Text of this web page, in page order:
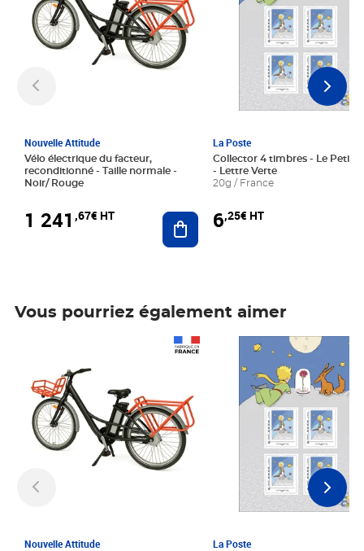
Nouvelle Attitude
Vélo électrique du facteur,
reconditionné - Taille normale -
Noir/ Rouge
1 241 ,67€ HT Ajouter au panier
La Poste
Collector 4 timbres - Le Petit
- Lettre Verte
20g / France
6,25€ HT
Vous pourriez également aimer
Nouvelle Attitude La Poste
Prix 6,25€ HT